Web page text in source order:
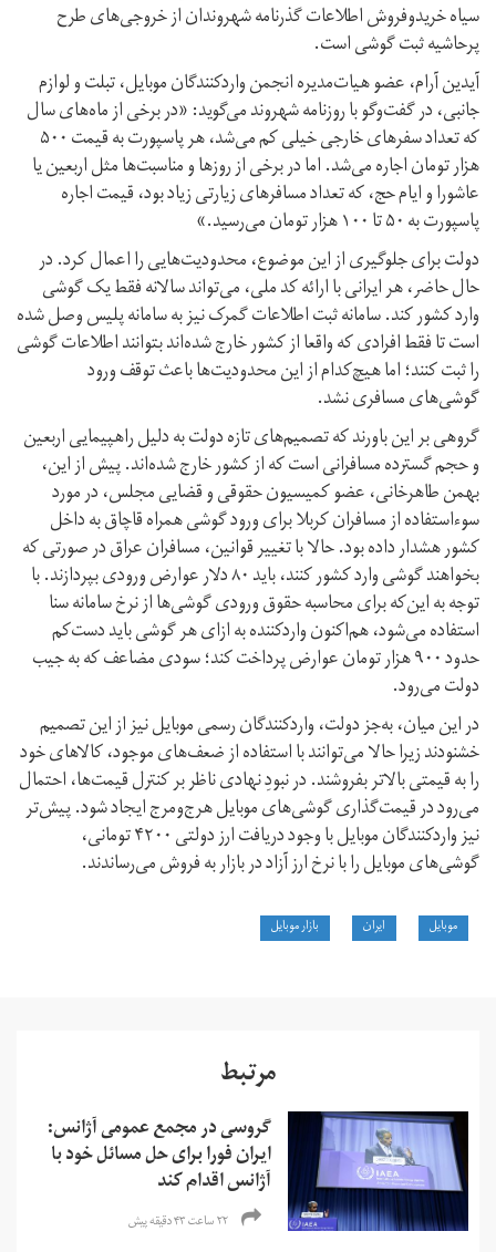
سیاه خرید‌و‌فروش اطلاعات گذرنامه شهروندان از خروجی‌های طرح
پرحاشیه ثبت گوشی است.
آیدین آرام، عضو هیات‌مدیره انجمن واردکنندگان موبایل، تبلت و لوازم
جانبی، در گفت‌و‌گو با روزنامه شهروند می‌گوید: «در برخی از ماه‌های‌ سال
که تعداد سفرهای خارجی خیلی کم می‌شد، هر پاسپورت به قیمت ۵۰۰
هزار تومان اجاره می‌شد. اما در برخی از روزها و مناسبت‌ها مثل اربعین یا
عاشورا و ایام حج، که تعداد مسافر‌های زیارتی زیاد بود، قیمت اجاره
پاسپورت به ۵۰ تا ۱۰۰ هزار تومان می‌رسید.»
دولت برای جلوگیری از این موضوع، محدودیت‌هایی را اعمال کرد. در
حال حاضر، هر ایرانی با ارائه کد ملی، می‌تواند سالانه فقط یک گوشی
وارد کشور کند. سامانه ثبت اطلاعات گمرک نیز به سامانه پلیس وصل شده
است تا فقط افرادی که واقعا از کشور خارج شده‌اند بتوانند اطلاعات گوشی
را ثبت کنند؛ اما هیچ‌کدام از این محدودیت‌ها باعث توقف ورود
گوشی‌های مسافری نشد.
گروهی بر این باورند که تصمیم‌های تازه دولت به دلیل راهپیمایی اربعین
و حجم گسترده مسافرانی است که از کشور خارج شده‌اند. پیش از این،
بهمن طاهرخانی، عضو کمیسیون حقوقی و قضایی مجلس، در مورد
سوءاستفاده از مسافران کربلا برای ورود گوشی همراه قاچاق به داخل
کشور هشدار داده بود. حالا با تغییر قوانین، مسافران عراق در صورتی که
بخواهند گوشی وارد کشور کنند، باید ۸۰ دلار عوارض ورودی بپردازند. با
توجه به این‌که برای محاسبه حقوق ورودی گوشی‌ها از نرخ سامانه سنا
استفاده می‌شود، هم‌اکنون واردکننده به ازای هر گوشی باید دست‌کم
حدود ۹۰۰ هزار تومان عوارض پرداخت کند؛ سودی مضاعف که به جیب
دولت می‌رود.
در این میان، به‌جز دولت، واردکنندگان رسمی موبایل نیز از این تصمیم
خشنودند زیرا حالا می‌توانند با استفاده از ضعف‌های موجود، کالاهای خود
را به قیمتی بالاتر بفروشند. در نبودِ نهادی ناظر بر کنترل قیمت‌ها، احتمال
می‌رود در قیمت‌گذاری گوشی‌های موبایل هرج‌و‌مرج ایجاد شود. پیش‌تر
نیز واردکنندگان موبایل با وجود دریافت ارز دولتی ۴۲۰۰ تومانی،
گوشی‌های موبایل را با نرخ ارز آزاد در بازار به فروش می‌رساندند.
موبایل ایران بازار موبایل
مرتبط
گروسی در مجمع عمومی آژانس:
ایران فورا برای حل مسائل خود با
آژانس اقدام کند
۲۲ ساعت ۴۳ دقیقه پیش